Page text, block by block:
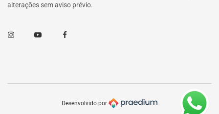
alterações sem aviso prévio.
InstagramYoutube Facebook
Desenvolvido por